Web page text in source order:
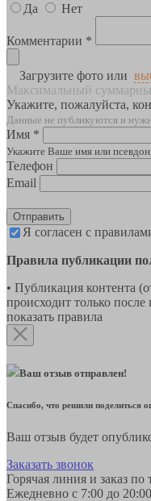
Да
Нет
Комментарии *
Загрузите фото или
Максимальный
Укажите, пожалуйста,
Данные не публикуются и
Имя *
Укажите Ваше имя или
Телефон
Email
Отправить
Я согласен с
Правила публикации
• Публикация контента
происходит только
показать правила
Ваш отзыв отправлен!
Спасибо, что решили поделиться
Ваш отзыв будет
Заказать звонок
Горячая линия и заказ по
Ежедневно с 7:00 до 20:00